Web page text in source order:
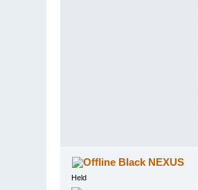
Black NEXUS
Held